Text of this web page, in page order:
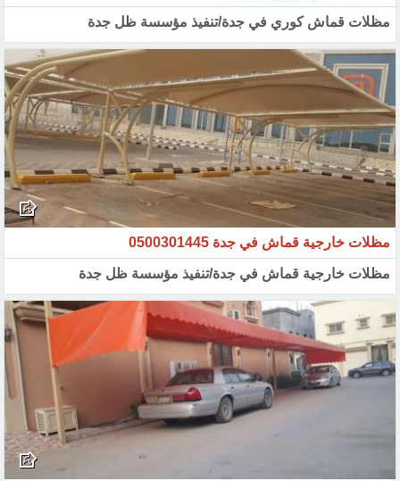
مظلات قماش كوري في جدة/تنفيذ مؤسسة ظل جدة
مظلات خارجية قماش في جدة 0500301445
مظلات خارجية قماش في جدة/تنفيذ مؤسسة ظل جدة